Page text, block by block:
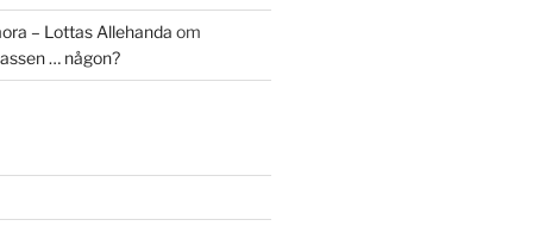
– Lottas Allehanda om
… någon?